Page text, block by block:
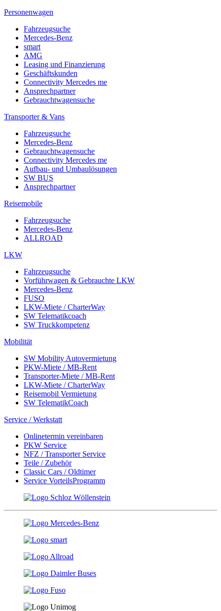
Personenwagen
Fahrzeugsuche
Mercedes-Benz
smart
AMG
Leasing und Finanzierung
Geschäftskunden
Connectivity Mercedes me
Ansprechpartner
Gebrauchtwagensuche
Transporter & Vans
Fahrzeugsuche
Mercedes-Benz
Gebrauchtwagensuche
Connectivity Mercedes me
Aufbau- und Umbaulösungen
SW BUS
Ansprechpartner
Reisemobile
Fahrzeugsuche
Mercedes-Benz
ALLROAD
LKW
Fahrzeugsuche
Vorführwagen & Gebrauchte LKW
Mercedes-Benz
FUSO
LKW-Miete / CharterWay
SW Telematikcoach
SW Truckkompetenz
Mobilität
SW Mobility Autovermietung
PKW-Miete / MB-Rent
Transporter-Miete / MB-Rent
LKW-Miete / CharterWay
Reisemobil Vermietung
SW TelematikCoach
Service / Werkstatt
Onlinetermin vereinbaren
PKW Service
NFZ / Transporter Service
Teile / Zubehör
Classic Cars / Oldtimer
Service VorteilsProgramm